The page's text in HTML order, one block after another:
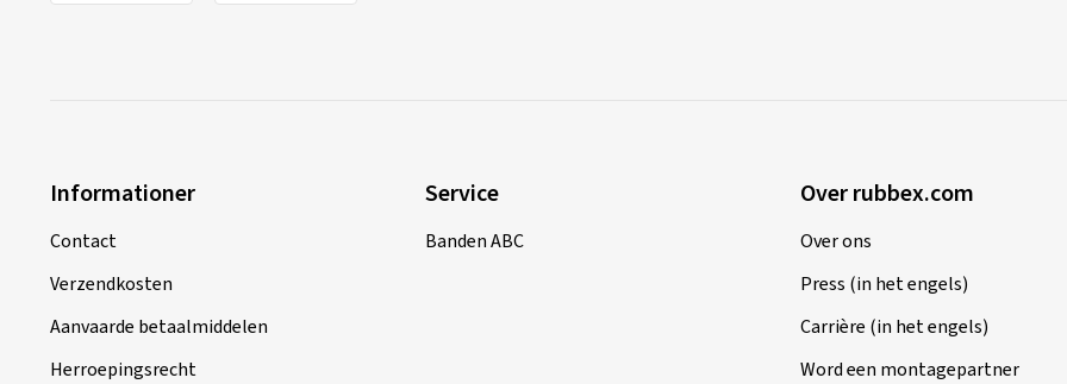
Informationer
Contact
Verzendkosten
Aanvaarde betaalmiddelen
Herroepingsrecht
Service
Banden ABC
Over rubbex.com
Over ons
Press (in het engels)
Carrière (in het engels)
Word een montagepartner